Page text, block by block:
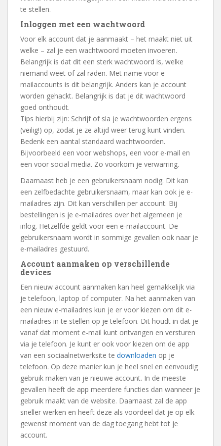
te stellen.
Inloggen met een wachtwoord
Voor elk account dat je aanmaakt – het maakt niet uit
welke – zal je een wachtwoord moeten invoeren.
Belangrijk is dat dit een sterk wachtwoord is, welke
niemand weet of zal raden. Met name voor e-
mailaccounts is dit belangrijk. Anders kan je account
worden gehackt. Belangrijk is dat je dit wachtwoord
goed onthoudt.
Tips hierbij zijn: Schrijf of sla je wachtwoorden ergens
(veilig!) op, zodat je ze altijd weer terug kunt vinden.
Bedenk een aantal standaard wachtwoorden.
Bijvoorbeeld een voor webshops, een voor e-mail en
een voor social media. Zo voorkom je verwarring.
Daarnaast heb je een gebruikersnaam nodig. Dit kan
een zelfbedachte gebruikersnaam, maar kan ook je e-
mailadres zijn. Dit kan verschillen per account. Bij
bestellingen is je e-mailadres over het algemeen je
inlog. Hetzelfde geldt voor een e-mailaccount. De
gebruikersnaam wordt in sommige gevallen ook naar je
e-mailadres gestuurd.
Account aanmaken op verschillende
devices
Een nieuw account aanmaken kan heel gemakkelijk via
je telefoon, laptop of computer. Na het aanmaken van
een nieuw e-mailadres kun je er voor kiezen om dit e-
mailadres in te stellen op je telefoon. Dit houdt in dat je
vanaf dat moment e-mail kunt ontvangen en versturen
via je telefoon. Je kunt er ook voor kiezen om de app
van een sociaalnetwerksite te downloaden op je
telefoon. Op deze manier kun je heel snel en eenvoudig
gebruik maken van je nieuwe account. In de meeste
gevallen heeft de app meerdere functies dan wanneer je
gebruik maakt van de website. Daarnaast zal de app
sneller werken en heeft deze als voordeel dat je op elk
gewenst moment van de dag toegang hebt tot je
account.